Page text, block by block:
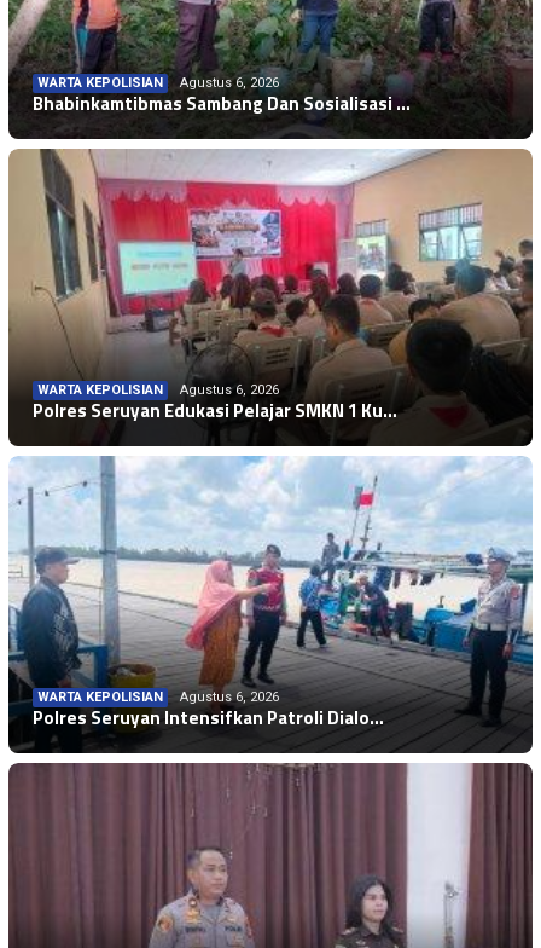
WARTA KEPOLISIAN Agustus 6, 2026
Bhabinkamtibmas Sambang Dan Sosialisasi …
WARTA KEPOLISIAN Agustus 6, 2026
Polres Seruyan Edukasi Pelajar SMKN 1 Ku…
WARTA KEPOLISIAN Agustus 6, 2026
Polres Seruyan Intensifkan Patroli Dialo…